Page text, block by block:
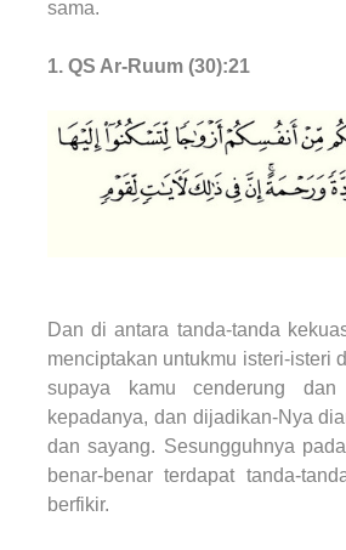
sama.
1. QS Ar-Ruum (30):21
Dan di antara tanda-tanda
menciptakan untukmu isteri-isteri
supaya kamu cenderung dan
kepadanya, dan dijadikan-Nya
dan sayang. Sesungguhnya
benar-benar terdapat tanda-
berfikir.